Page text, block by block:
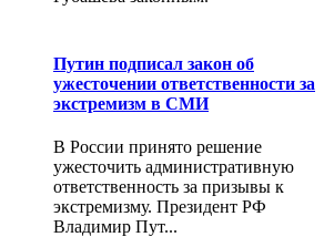
Путин подписал закон об
ужесточении ответственности за
экстремизм в СМИ
В России принято решение
ужесточить административную
ответственность за призывы к
экстремизму. Президент РФ
Владимир Пут...